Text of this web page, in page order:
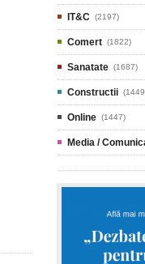
IT&C (2197)
Comert (1822)
Sanatate (1687)
Constructii
Online (1447)
Media /